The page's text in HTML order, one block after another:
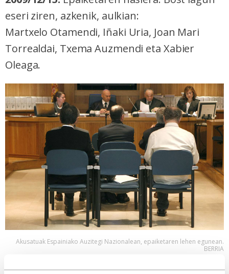
eseri ziren, azkenik, aulkian:
Martxelo Otamendi, Iñaki Uria, Joan Mari
Torrealdai, Txema Auzmendi eta Xabier
Oleaga.
Akusatuak Espainiako Auzitegi Nazionalean, epaiketaren lehen egunean.
BERRIA
2010/04/12:EspainiakoAuzitegi Nazionalak